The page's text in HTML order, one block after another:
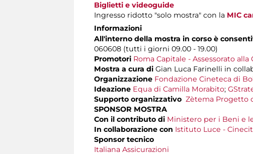
Biglietti e videoguide
Ingresso ridotto "solo mostra" con la MIC
Informazioni
All'interno della mostra in corso è
060608 (tutti i giorni 09.00 - 19.00)
Promotori Roma Capitale - Assessorato
Mostra a cura di Gian Luca Farinelli in
Organizzazione Fondazione Cineteca di
Ideazione Equa di Camilla Morabito;
Supporto organizzativo Zètema Progetto
SPONSOR MOSTRA
Con il contributo di Ministero per i Beni e
In collaborazione con Istituto Luce -
Sponsor tecnico
Italiana Assicurazioni